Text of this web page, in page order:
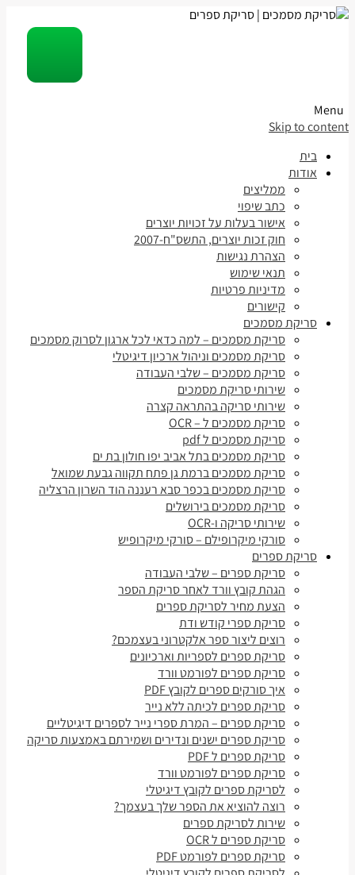
Skip to content
בית
אודות
ממליצים
כתב שיפוי
אישור בעלות על זכויות יוצרים
חוק זכות יוצרים, התשס"ח-2007
הצהרת נגישות
תנאי שימוש
מדיניות פרטיות
קישורים
סריקת מסמכים
סריקת מסמכים – למה כדאי לכל ארגון לסרוק מסמכים
סריקת מסמכים וניהול ארכיון דיגיטלי
סריקת מסמכים – שלבי העבודה
שירותי סריקת מסמכים
שירותי סריקה בהתראה קצרה
סריקת מסמכים ל – OCR
סריקת מסמכים ל pdf
סריקת מסמכים בתל אביב יפו חולון בת ים
סריקת מסמכים ברמת גן פתח תקווה גבעת שמואל
סריקת מסמכים בכפר סבא רעננה הוד השרון הרצליה
סריקת מסמכים בירושלים
שירותי סריקה ו-OCR
סורקי מיקרופילם – סורקי מיקרופיש
סריקת ספרים
סריקת ספרים – שלבי העבודה
הגהת קובץ וורד לאחר סריקת הספר
הצעת מחיר לסריקת ספרים
סריקת ספרי קודש ודת
רוצים ליצור ספר אלקטרוני בעצמכם?
סריקת ספרים לספריות וארכיונים
סריקת ספרים לפורמט וורד
איך סורקים ספרים לקובץ PDF
סריקת ספרים לכיתה ללא נייר
סריקת ספרים – המרת ספרי נייר לספרים דיגיטליים
סריקת ספרים ישנים ונדירים ושמירתם באמצעות סריקה
סריקת ספרים ל PDF
סריקת ספרים לפורמט וורד
לסריקת ספרים לקובץ דיגיטלי
רוצה להוציא את הספר שלך בעצמך?
שירות לסריקת ספרים
סריקת ספרים ל OCR
סריקת ספרים לפורמט PDF